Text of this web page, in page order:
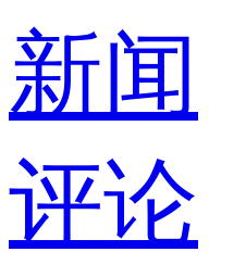
新闻
评论